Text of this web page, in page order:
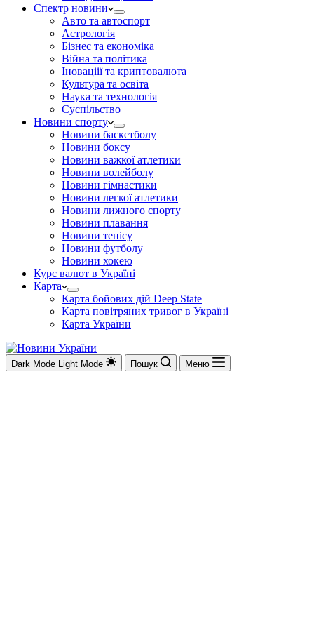
Спектр новини
Авто та автоспорт
Астрологія
Бізнес та економіка
Війна та політика
Іноваціії та криптовалюта
Культура та освіта
Наука та технологія
Суспільство
Новини спорту
Новини баскетболу
Новини боксу
Новини важкої атлетики
Новини волейболу
Новини гімнастики
Новини легкої атлетики
Новини лижного спорту
Новини плавання
Новини тенісу
Новини футболу
Новини хокею
Курс валют в Україні
Карта
Карта бойових дій Deep State
Карта повітряних тривог в Україні
Карта України
Dark Mode Light Mode Пошук Меню